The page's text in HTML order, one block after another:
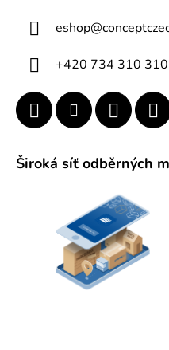
eshop@
+420 734 310 310
Široká síť odběrných